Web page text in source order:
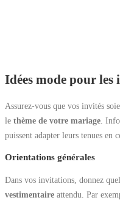
Idées mode pour les
Assurez-vous que vos invités
le thème de votre mariage.
puissent adapter leurs tenues en
Orientations générales
Dans vos invitations, donnez
vestimentaire attendu. Par